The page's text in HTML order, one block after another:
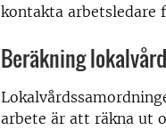
kontakta arbetsledare
Beräkning lokalvård
arbete är att räkna ut